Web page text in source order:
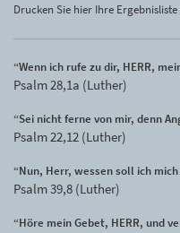
Drucken Sie hier Ihre Ergebnisliste
“Wenn ich rufe zu dir, HERR,
Psalm 28,1a (Luther)
“Sei nicht ferne von mir, denn
Psalm 22,12 (Luther)
“Nun, Herr, wessen soll ich
Psalm 39,8 (Luther)
“Höre mein Gebet, HERR, und